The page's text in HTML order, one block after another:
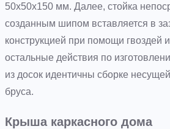
50x50x150 мм. Далее, стойка
созданным шипом вставляется в
конструкцией при помощи гвоздей
остальные действия по
из досок идентичны сборке
бруса.
Крыша каркасного дома